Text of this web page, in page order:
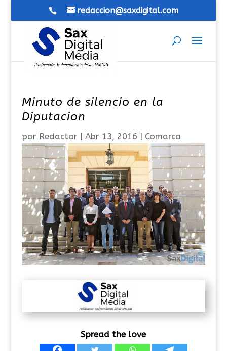
redaccion@saxdigital.com
Minuto de silencio en la
Diputacion
por Redactor| Abr 13, 2016 | Comarca
Spread the love